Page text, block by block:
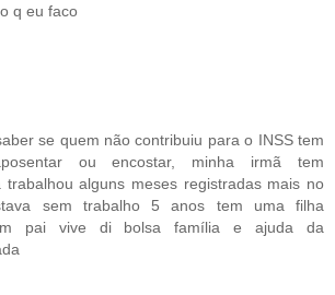
q eu faco
se quem não contribuiu para o INSS tem
ou encostar, minha irmã tem
trabalhou alguns meses registradas mais no
sem trabalho 5 anos tem uma filha
pai vive di bolsa família e ajuda da